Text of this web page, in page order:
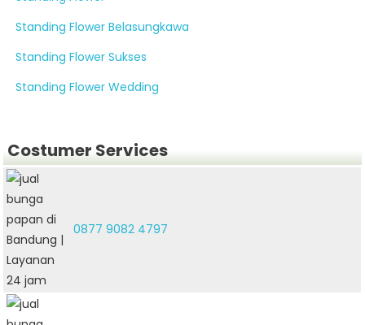
Standing Flower Belasungkawa
Standing Flower Sukses
Standing Flower Wedding
Costumer Services
0877 9082 4797